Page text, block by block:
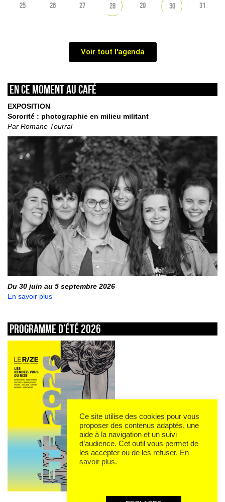
25 26 27 28 29 30 31
Voir tout l'agenda
En ce moment au café
EXPOSITION
Sororité : photographie en milieu militant
Par Romane Tourral
Du 30 juin au 5 septembre 2026
En savoir plus
Programme d’été 2026
Ce site utilise des cookies pour vous
proposer des contenus adaptés, une
aide à la navigation et un suivi
d’audience. Cet outil vous permet de
les accepter ou de les refuser. En
savoir plus.